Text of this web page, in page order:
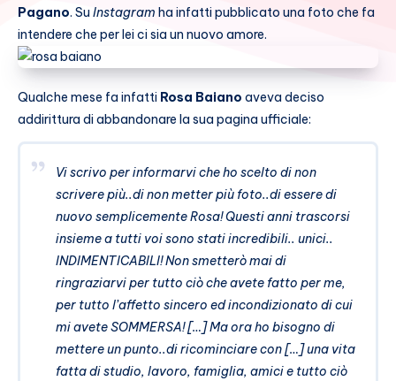
Pagano. Su Instagram ha infatti pubblicato una foto che fa
intendere che per lei ci sia un nuovo amore.
Qualche mese fa infatti Rosa Baiano aveva deciso
addirittura di abbandonare la sua pagina ufficiale:
Vi scrivo per informarvi che ho scelto di non
scrivere più..di non metter più foto..di essere di
nuovo semplicemente Rosa! Questi anni trascorsi
insieme a tutti voi sono stati incredibili.. unici..
INDIMENTICABILI! Non smetterò mai di
ringraziarvi per tutto ciò che avete fatto per me,
per tutto l’affetto sincero ed incondizionato di cui
mi avete SOMMERSA! […] Ma ora ho bisogno di
mettere un punto..di ricominciare con […] una vita
fatta di studio, lavoro, famiglia, amici e tutto ciò